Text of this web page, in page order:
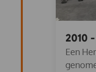
2010
Een